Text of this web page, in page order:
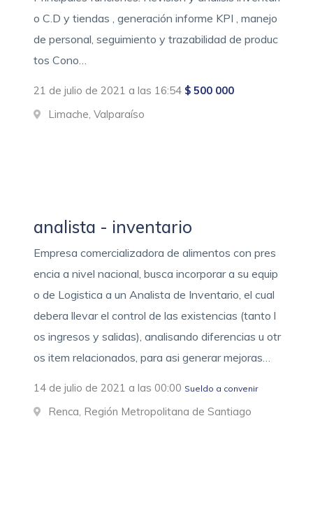
o C.D y tiendas , generación informe KPI , manejo
de personal, seguimiento y trazabilidad de produc
tos Cono…
21 de julio de 2021 a las 16:54 $ 500 000
Limache, Valparaíso
analista - inventario
Empresa comercializadora de alimentos con pres
encia a nivel nacional, busca incorporar a su equip
o de Logistica a un Analista de Inventario, el cual
debera llevar el control de las existencias (tanto l
os ingresos y salidas), analisando diferencias u otr
os item relacionados, para asi generar mejoras…
14 de julio de 2021 a las 00:00 Sueldo a convenir
Renca, Región Metropolitana de Santiago